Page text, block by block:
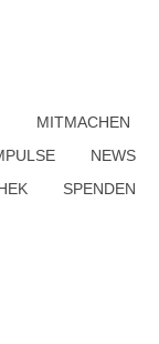
MITMACHEN
NEWS
SPENDEN